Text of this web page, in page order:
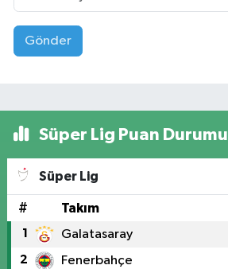
Gönder
Süper Lig Puan Durumu
Süper Lig
# Takım
1 Galatasaray
2 Fenerbahçe